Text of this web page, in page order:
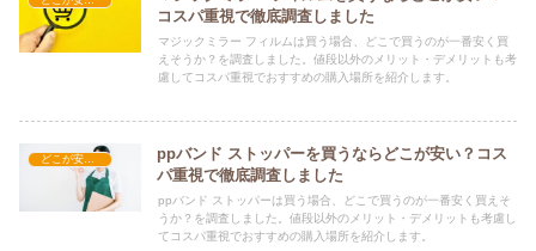
コスパ重視で徹底調査しました
マジックミラー フィルムは買う場合、どこで買うのが一番安く買
えそうか？を調査しました。値段以外のメリット・デメリットも考
慮してコスパ重視でおすすめの購入場所を紹介します。
どこが安い？-工具・DIY
ppバンド ストッパーを買うならどこが安い？コス
パ重視で徹底調査しました
ppバンド ストッパーは買う場合、どこで買うのが一番安く買えそ
うか？を調査しました。値段以外のメリット・デメリットも考慮し
てコスパ重視でおすすめの購入場所を紹介します。